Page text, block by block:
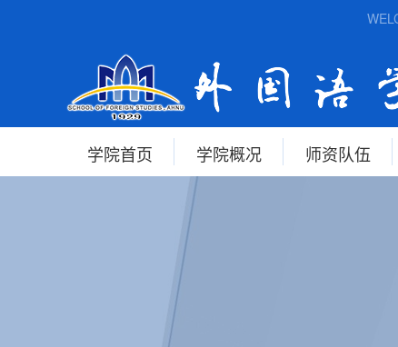
学院首页 学院概况 师资队伍